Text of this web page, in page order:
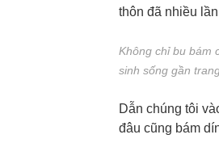
thôn đã nhiều
Không chỉ bu bám
sinh sống gần
Dẫn chúng tôi
đâu cũng bám